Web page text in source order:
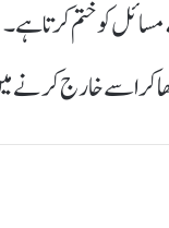
کو ختم کرتا ہے۔
کر اسے خارج کرنے